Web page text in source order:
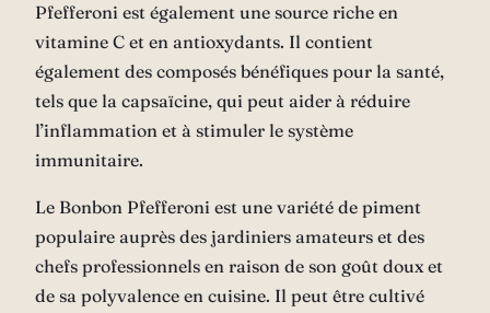
Pfefferoni est également une source riche en
vitamine C et en antioxydants. Il contient
également des composés bénéfiques pour la santé,
tels que la capsaïcine, qui peut aider à réduire
l’inflammation et à stimuler le système
immunitaire.
Le Bonbon Pfefferoni est une variété de piment
populaire auprès des jardiniers amateurs et des
chefs professionnels en raison de son goût doux et
de sa polyvalence en cuisine. Il peut être cultivé